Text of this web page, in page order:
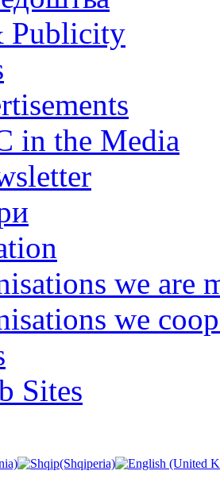
Publicity
in the Media
we are
we
Sites